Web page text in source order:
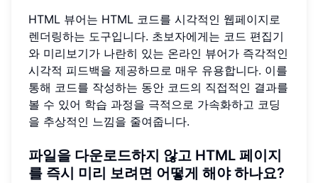
HTML 뷰어는 HTML 코드를 시각적인 웹페이지로
렌더링하는 도구입니다. 초보자에게는 코드 편집기
와 미리보기가 나란히 있는 온라인 뷰어가 즉각적인
시각적 피드백을 제공하므로 매우 유용합니다. 이를
통해 코드를 작성하는 동안 코드의 직접적인 결과를
볼 수 있어 학습 과정을 극적으로 가속화하고 코딩
을 추상적인 느낌을 줄여줍니다.
파일을 다운로드하지 않고 HTML 페이지
를 즉시 미리 보려면 어떻게 해야 하나요?